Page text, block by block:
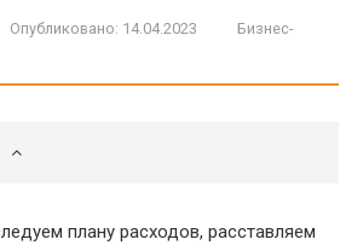
Опубликовано: 14.04.2023
Бизнес-
плану расходов, расставляем